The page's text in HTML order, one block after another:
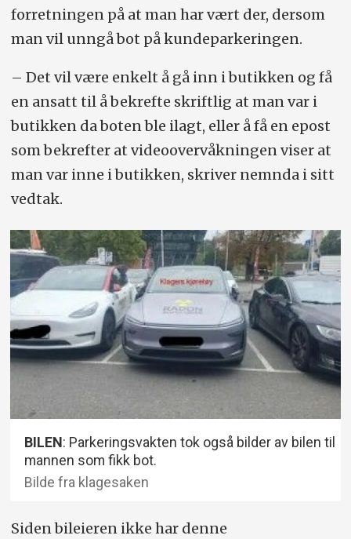
forretningen på at man har vært der, dersom
man vil unngå bot på kundeparkeringen.
– Det vil være enkelt å gå inn i butikken og få
en ansatt til å bekrefte skriftlig at man var i
butikken da boten ble ilagt, eller å få en epost
som bekrefter at videoovervåkningen viser at
man var inne i butikken, skriver nemnda i sitt
vedtak.
BILEN: Parkeringsvakten tok også bilder av bilen til
mannen som fikk bot.
Bilde fra klagesaken
Siden bileieren ikke har denne